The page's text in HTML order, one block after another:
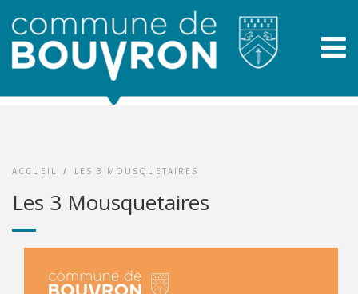
ACCUEIL / LES 3 MOUSQUETAIRES
Les 3 Mousquetaires